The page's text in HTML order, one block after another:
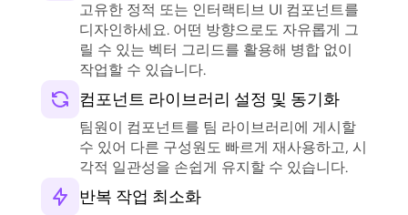
고유한 정적 또는 인터랙티브 UI 컴포넌트를
디자인하세요. 어떤 방향으로도 자유롭게 그
릴 수 있는 벡터 그리드를 활용해 병합 없이
작업할 수 있습니다.
컴포넌트 라이브러리 설정 및 동기화
팀원이 컴포넌트를 팀 라이브러리에 게시할
수 있어 다른 구성원도 빠르게 재사용하고, 시
각적 일관성을 손쉽게 유지할 수 있습니다.
반복 작업 최소화